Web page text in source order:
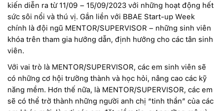
kiến diễn ra từ 11/09 – 15/09/2023 với những hoạt động hết
sức sôi nổi và thú vị. Gắn liền với BBAE Start-up Week
chính là đội ngũ MENTOR/SUPERVISOR – những sinh viên
khóa trên tham gia hướng dẫn, định hướng cho các tân sinh
viên.
Với vai trò là MENTOR/SUPERVISOR, các em sinh viên sẽ
có những cơ hội trưởng thành và học hỏi, nâng cao các kỹ
năng mềm. Hơn thế nữa, là MENTOR/SUPERVISOR, các em
sẽ có thể trở thành những người anh chị “tinh thần” của các